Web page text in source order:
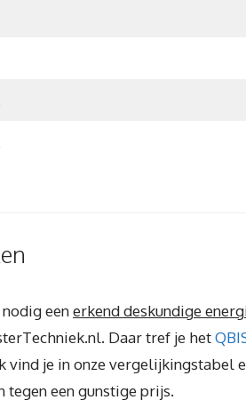
eenerkend deskundige
Daar tref je het
vind je in onze vergelijkingstabel
tegen een gunstige prijs.